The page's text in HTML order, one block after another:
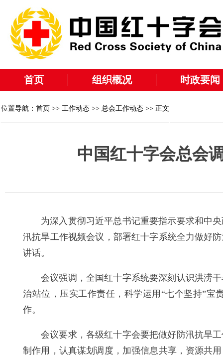
首页 组织概况 时政要闻
位置导航： 首页 >> 工作动态 >> 总会工作动态 >> 正文
中国红十字会总会
为深入贯彻习近平总书记重要指示要求和中
汛抗旱工作视频会议，部署红十字系统全力做好
讲话。
会议强调，全国红十字系统要深刻认识洪涝
治站位，压实工作责任，科学运用“七个坚持”宝
作。
会议要求，各级红十字会要把做好防汛抗旱
制作用，认真谋划调度，加强信息共享，资源共